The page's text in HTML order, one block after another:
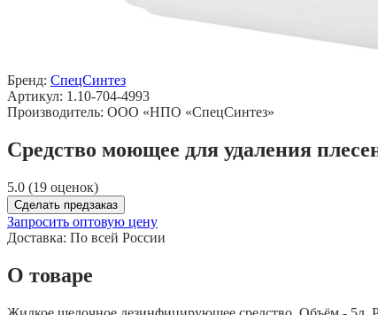
Бренд: СпецСинтез
Артикул: 1.10-704-4993
Производитель: ООО «НПО «СпецСинтез»
Средство моющее для удаления
5.0 (19 оценок)
Сделать предзаказ
Запросить оптовую цену
Доставка: По всей России
О товаре